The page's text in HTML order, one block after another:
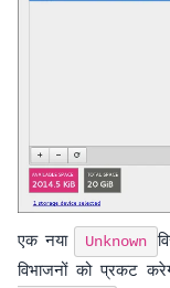
एक नया Unknown
विभाजनों को प्रकट